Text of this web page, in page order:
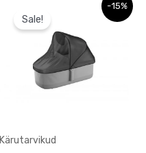
-15%
Sale!
Kärutarvikud
hind
on:
40,00 €.